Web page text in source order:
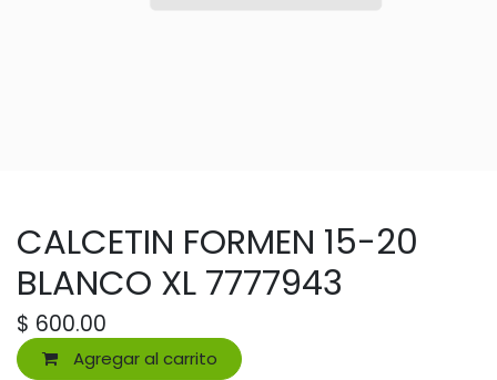
CALCETIN FORMEN 15-20
BLANCO XL 7777943
$ 600.00
Agregar al carrito